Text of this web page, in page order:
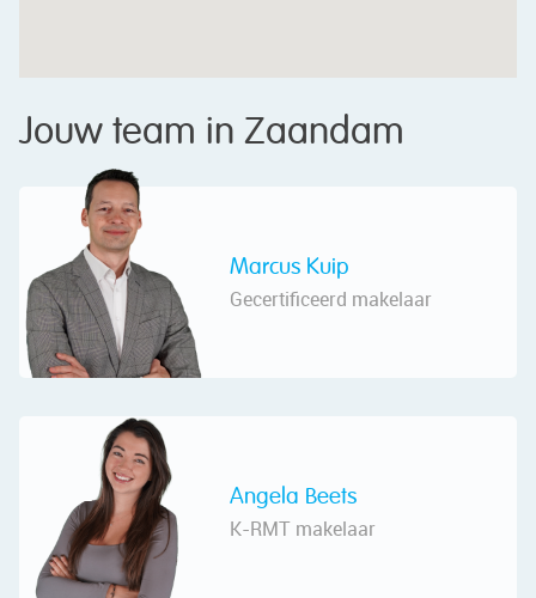
Jouw team in Zaandam
Marcus Kuip
Gecertificeerd makelaar
Angela Beets
K-RMT makelaar